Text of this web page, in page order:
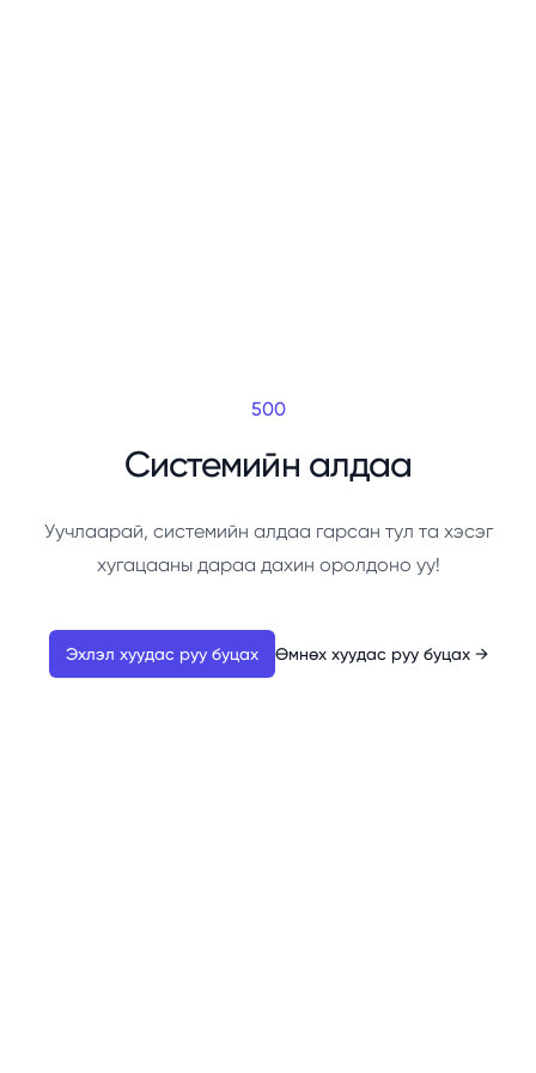
500
Системийн алдаа
Уучлаарай, системийн алдаа гарсан тул та хэсэг
хугацааны дараа дахин оролдоно уу!
Эхлэл хуудас руу буцах Өмнөх хуудас руу буцах →